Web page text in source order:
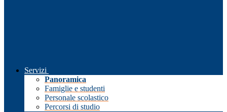
Servizi
Panoramica
Famiglie e studenti
Personale scolastico
Percorsi di studio